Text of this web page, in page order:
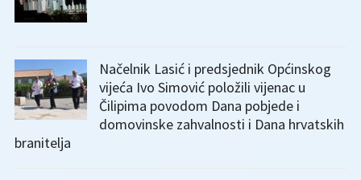
Načelnik Lasić i predsjednik Općinskog
vijeća Ivo Simović položili vijenac u
Čilipima povodom Dana pobjede i
domovinske zahvalnosti i Dana hrvatskih
branitelja